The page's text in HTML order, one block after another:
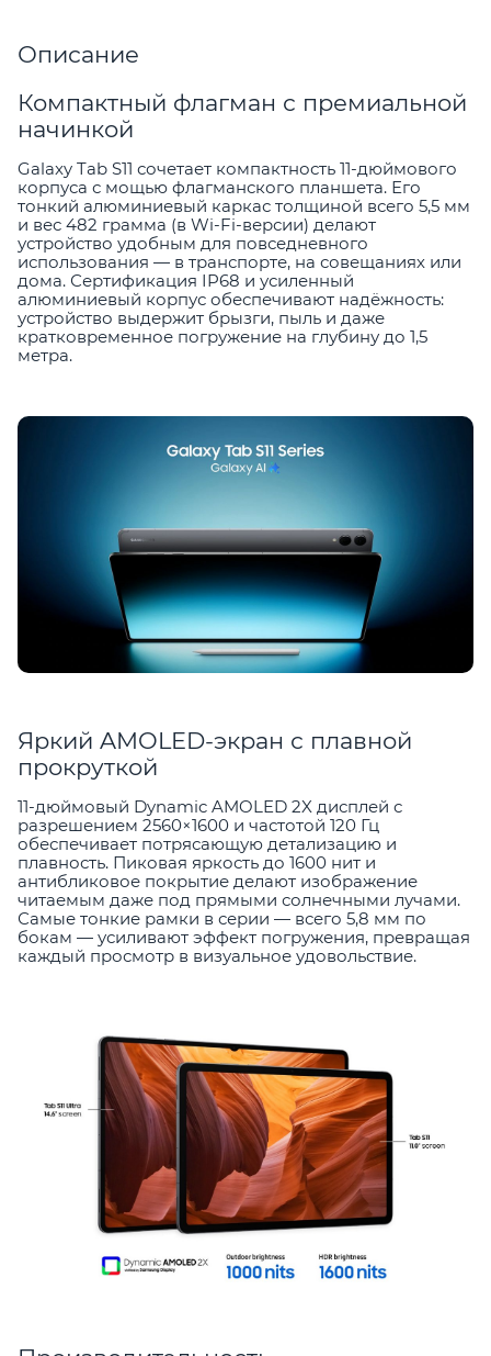
Описание
Компактный флагман с премиальной
начинкой
Galaxy Tab S11 сочетает компактность 11-дюймового
корпуса с мощью флагманского планшета. Его
тонкий алюминиевый каркас толщиной всего 5,5 мм
и вес 482 грамма (в Wi-Fi-версии) делают
устройство удобным для повседневного
использования — в транспорте, на совещаниях или
дома. Сертификация IP68 и усиленный
алюминиевый корпус обеспечивают надёжность:
устройство выдержит брызги, пыль и даже
кратковременное погружение на глубину до 1,5
метра.
Яркий AMOLED-экран с плавной
прокруткой
11-дюймовый Dynamic AMOLED 2X дисплей с
разрешением 2560×1600 и частотой 120 Гц
обеспечивает потрясающую детализацию и
плавность. Пиковая яркость до 1600 нит и
антибликовое покрытие делают изображение
читаемым даже под прямыми солнечными лучами.
Самые тонкие рамки в серии — всего 5,8 мм по
бокам — усиливают эффект погружения, превращая
каждый просмотр в визуальное удовольствие.